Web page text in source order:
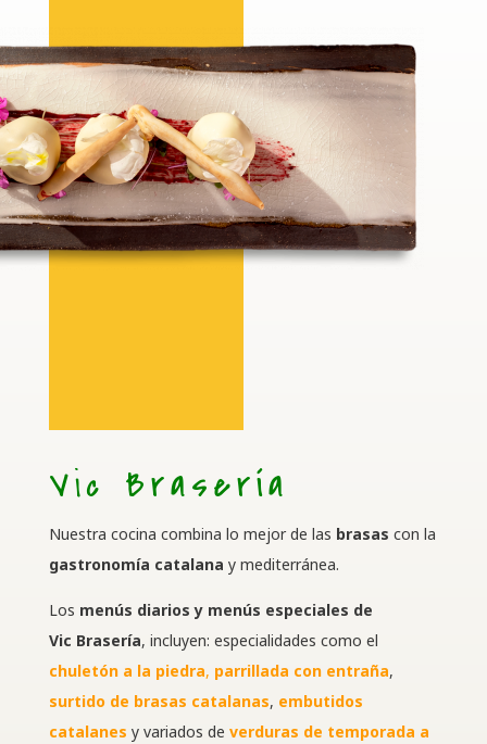
Vic Brasería
Nuestra cocina combina lo mejor de las brasas con la
gastronomía catalana y mediterránea.
Los menús diarios y menús especiales de
Vic Brasería, incluyen: especialidades como el
chuletón a la piedra, parrillada con entraña,
surtido de brasas catalanas, embutidos
catalanes y variados de verduras de temporada a